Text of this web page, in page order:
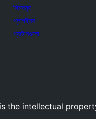
থিমসমূহ
প্লাগইনস
প্যাটার্নগুলো
the intellectual